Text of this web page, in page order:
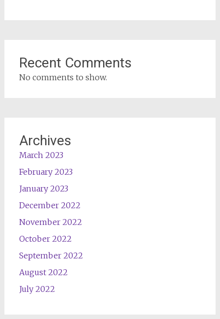
Recent Comments
No comments to show.
Archives
March 2023
February 2023
January 2023
December 2022
November 2022
October 2022
September 2022
August 2022
July 2022